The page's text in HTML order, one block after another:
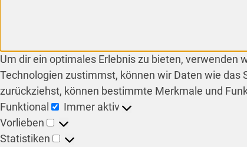
Um dir ein optimales Erlebnis zu bieten,
Technologien zustimmst, können wir Daten wie
zurückziehst, können bestimmte Merkmale und
Funktional
Immer aktiv
Vorlieben
Statistiken